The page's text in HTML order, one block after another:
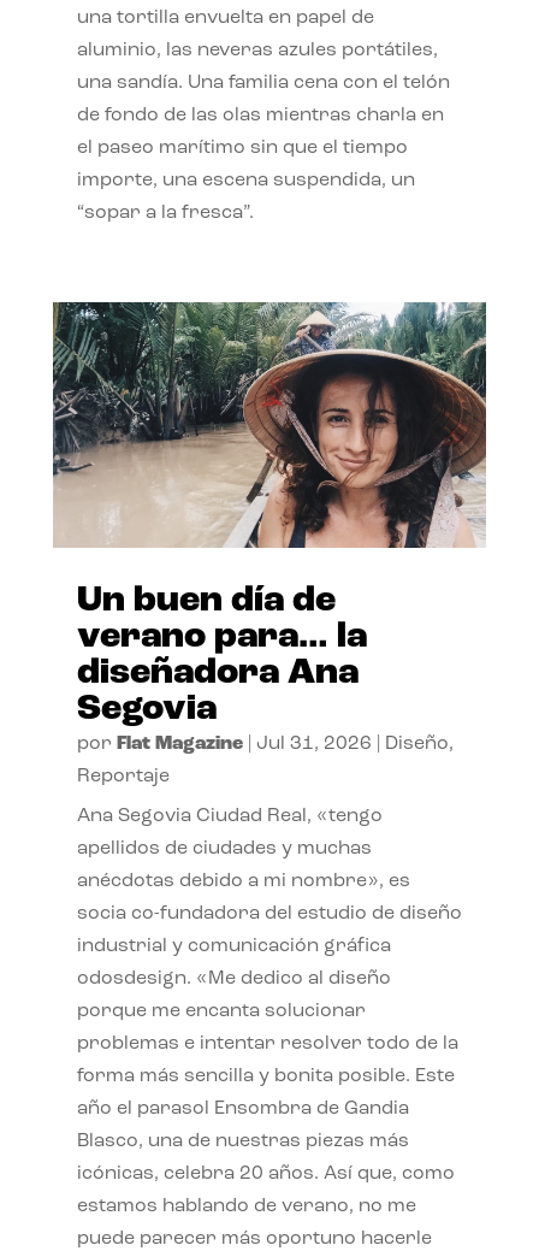
una tortilla envuelta en papel de
aluminio, las neveras azules portátiles,
una sandía. Una familia cena con el telón
de fondo de las olas mientras charla en
el paseo marítimo sin que el tiempo
importe, una escena suspendida, un
“sopar a la fresca”.
Un buen día de
verano para… la
diseñadora Ana
Segovia
por Flat Magazine| Jul 31, 2026 Diseño,
Reportaje
Ana Segovia Ciudad Real, «tengo
apellidos de ciudades y muchas
anécdotas debido a mi nombre», es
socia co-fundadora del estudio de diseño
industrial y comunicación gráfica
odosdesign. «Me dedico al diseño
porque me encanta solucionar
problemas e intentar resolver todo de la
forma más sencilla y bonita posible. Este
año el parasol Ensombra de Gandia
Blasco, una de nuestras piezas más
icónicas, celebra 20 años. Así que, como
estamos hablando de verano, no me
puede parecer más oportuno hacerle